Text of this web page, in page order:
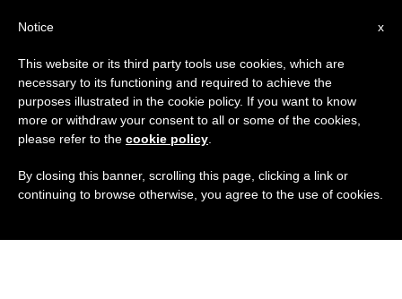
x
Notice
This website or its third party tools use cookies, which are
necessary to its functioning and required to achieve the
purposes illustrated in the cookie policy. If you want to know
more or withdraw your consent to all or some of the cookies,
please refer to the cookie policy
By closing this banner, scrolling this page, clicking a link or
continuing to browse otherwise, you agree to the use of cookies.